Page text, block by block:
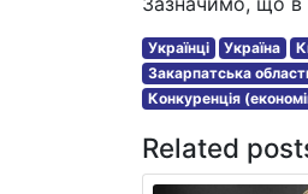
Українці Україна
Закарпатська
Конкуренція
Related